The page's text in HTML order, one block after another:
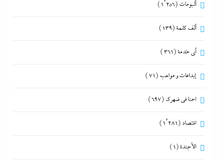
ألبومات (1٬256)
ألف كلمة(139)
أي خدمة(361)
إبداعات و مواهب (71)
احنا في ضهرك (697)
اقتصاد (1٬281)
الأجندة(1)